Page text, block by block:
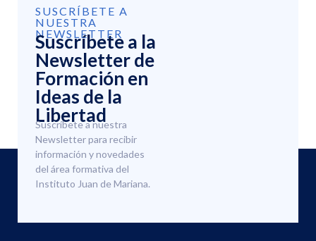
SUSCRÍBETE A
NUESTRA
NEWSLETTER
Suscríbete a la
Newsletter de
Formación en
Ideas de la
Libertad
Suscríbete a nuestra
Newsletter para recibir
información y novedades
del área formativa del
Instituto Juan de Mariana.